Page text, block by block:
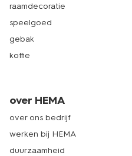
raamdecoratie
speelgoed
gebak
koffie
over HEMA
over ons bedrijf
werken bij HEMA
duurzaamheid